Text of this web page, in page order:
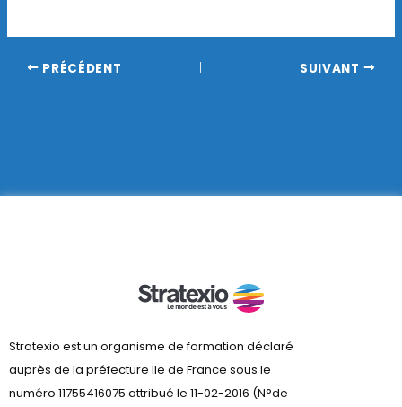
PRÉCÉDENT SUIVANT
Stratexio est un organisme de formation déclaré
auprès de la préfecture lle de France sous le
numéro 11755416075 attribué le 11-02-2016 (N°de